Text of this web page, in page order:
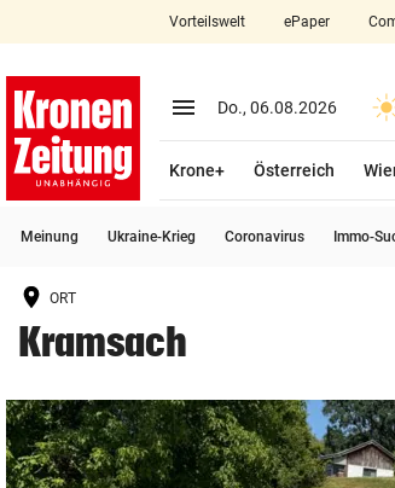
close
account_circle Anmelden
arrow_right
bookmark
search
Suchbegriff
eingeben
Vorteilswelt ePaper
menu Menü aufklappen
Do., 06.08.2026
Krone+ Österreich
Meinung Ukraine-Krieg Coronavirus Immo-
ORT
Kramsach